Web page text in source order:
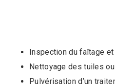
Inspection du faîtage
Nettoyage des tuiles
Pulvérisation d’un